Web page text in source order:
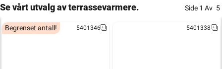
Se vårt utvalg av terrassevarmere. Side 1 Av 5
Begrenset antall! 5401346 5401338